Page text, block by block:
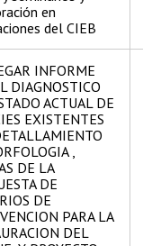
en
del CIEB
INFORME
DIAGNOSTICO
ACTUAL DE
EXISTENTES
,
DE LA
DE
DE
PARA LA
DEL